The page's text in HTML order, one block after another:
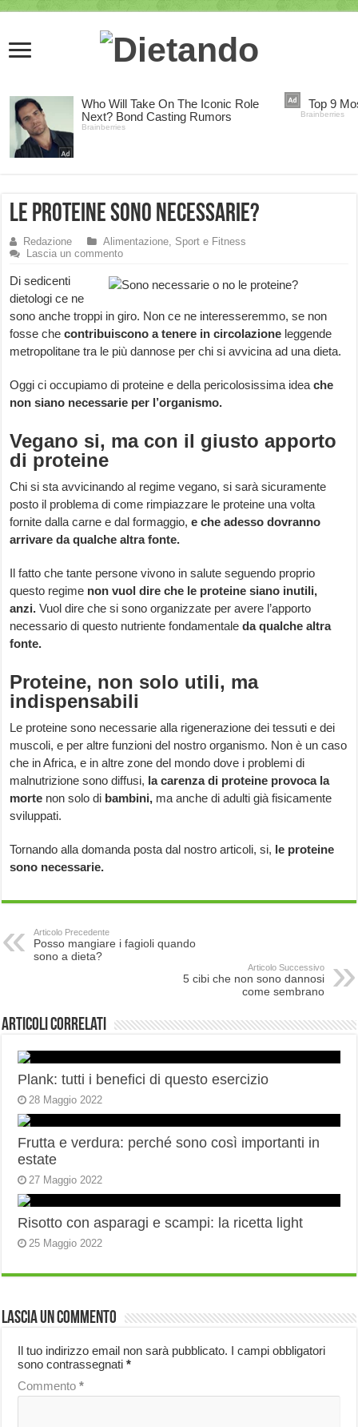
Le proteine sono necessarie?
Redazione
Alimentazione, Sport e Fitness
Lascia un commento
Di sedicenti
dietologi ce ne
sono anche troppi in giro. Non ce ne interesseremmo, se non
fosse checontribuiscono a tenere in circolazione leggende
metropolitane tra le più dannose per chi si avvicina ad una dieta.
Oggi ci occupiamo di proteine e della pericolosissima ideache
non siano necessarie per l’organismo.
Vegano si, ma con il giusto apporto
di proteine
Chi si sta avvicinando al regime vegano, si sarà sicuramente
posto il problema di come rimpiazzare le proteine una volta
fornite dalla carne e dal formaggio,e che adesso dovranno
arrivare da qualche altra fonte.
Il fatto che tante persone vivono in salute seguendo proprio
questo regime non vuol dire che le proteine siano inutili,
anzi.Vuol dire che si sono organizzate per avere l’apporto
necessario di questo nutriente fondamentaleda qualche altra
fonte.
Proteine, non solo utili, ma
indispensabili
Le proteine sono necessarie alla rigenerazione dei tessuti e dei
muscoli, e per altre funzioni del nostro organismo. Non è un caso
che in Africa, e in altre zone del mondo dove i problemi di
malnutrizione sono diffusi, la carenza di proteine provoca la
morte non solo di bambini, ma anche di adulti già fisicamente
sviluppati.
Tornando alla domanda posta dal nostro articoli, si, le proteine
sono necessarie.
Articolo Precedente
Posso mangiare i fagioli quando
sono a dieta?
Articolo Successivo
5 cibi che non sono dannosi
come sembrano
Articoli correlati
Plank: tutti i benefici di questo esercizio
28 Maggio 2022
Frutta e verdura: perché sono così importanti in
estate
27 Maggio 2022
Risotto con asparagi e scampi: la ricetta light
25 Maggio 2022
Lascia un commento
Il tuo indirizzo email non sarà pubblicato. I campi obbligatori
sono contrassegnati*
Commento*